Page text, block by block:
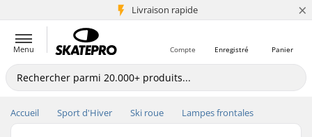
Livraison rapide
+5 mio de clients ×
Menu Panier
Enregistré
Compte
Accueil Sport d'Hiver Ski roue Lampes frontales